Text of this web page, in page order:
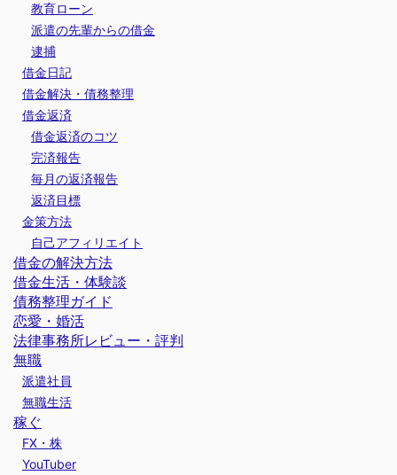
教育ローン
派遣の先輩からの借金
逮捕
借金日記
借金解決・債務整理
借金返済
借金返済のコツ
完済報告
毎月の返済報告
返済目標
金策方法
自己アフィリエイト
借金の解決方法
借金生活・体験談
債務整理ガイド
恋愛・婚活
法律事務所レビュー・評判
無職
派遣社員
無職生活
稼ぐ
FX・株
YouTuber